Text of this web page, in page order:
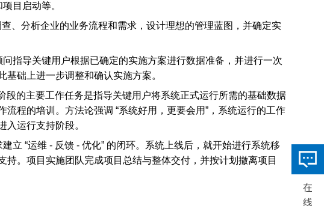
目启动等。
、分析企业的业务流程和需求，设计理想的管理蓝图，并确定实
指导关键用户根据已确定的实施方案进行数据准备，并进行一次
础上进一步调整和确认实施方案。
段的主要工作任务是指导关键用户将系统正式运行所需的基础数据
程的培训。方法论强调 “系统好用，更要会用”，系统运行的工作
运行支持阶段。
立 “运维 - 反馈 - 优化” 的闭环。系统上线后，就开始进行系统移
。项目实施团队完成项目总结与整体交付，并按计划撤离项目
在
线